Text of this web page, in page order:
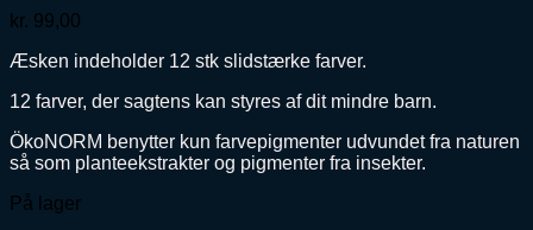
kr. 99,00
Æsken indeholder 12 stk slidstærke farver.
12 farver, der sagtens kan styres af dit mindre barn.
ÖkoNORM benytter kun farvepigmenter udvundet fra naturen
så som planteekstrakter og pigmenter fra insekter.
På lager